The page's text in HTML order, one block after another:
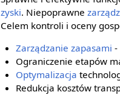
zyski. Niepoprawne
Celem kontroli i oceny
Zarządzanie zapasami -
Ograniczenie etapów
Optymalizacja
Redukcja kosztów